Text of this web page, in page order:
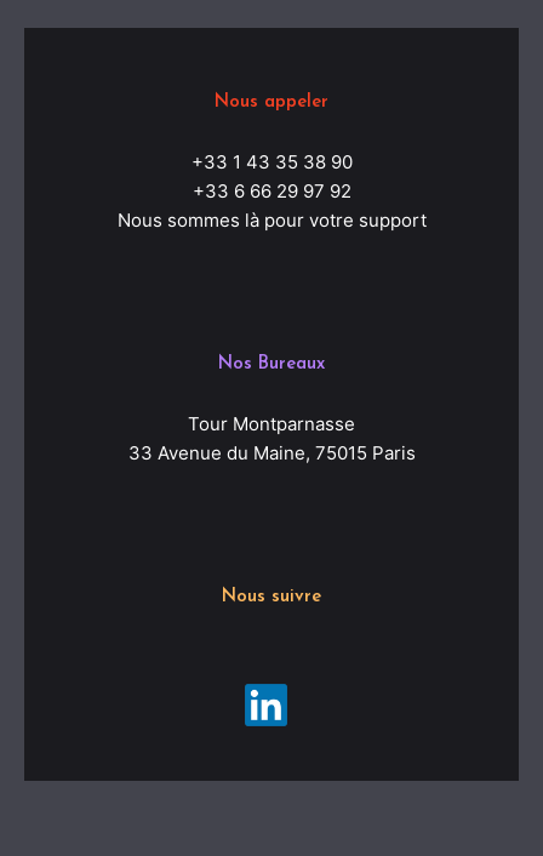
Nous appeler
+33 1 43 35 38 90
+33 6 66 29 97 92
Nous sommes là pour votre support
Nos Bureaux
Tour Montparnasse
33 Avenue du Maine, 75015 Paris
Nous suivre